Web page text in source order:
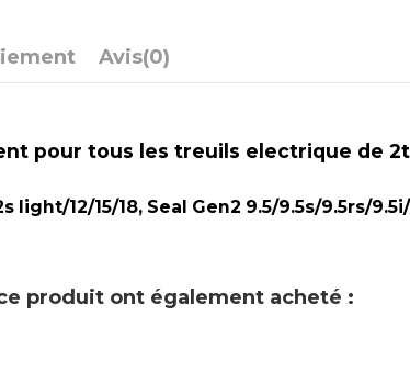
Avis(0)
pour tous les treuils electrique de
12/15/18, Seal Gen2 9.5/9.5s/9.5rs/
produit ont également acheté :